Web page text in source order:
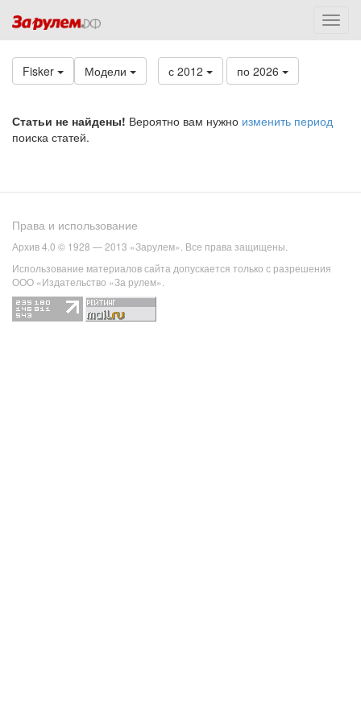
Fisker Модели с 2012 по 2026
Статьи не найдены! Вероятно вам нужно изменить период
поиска статей.
Права и использование
Архив 4.0 © 1928 — 2013 «Зарулем». Все права защищены.
Использование материалов сайта допускается только с разрешения
ООО «Издательство «За рулем».